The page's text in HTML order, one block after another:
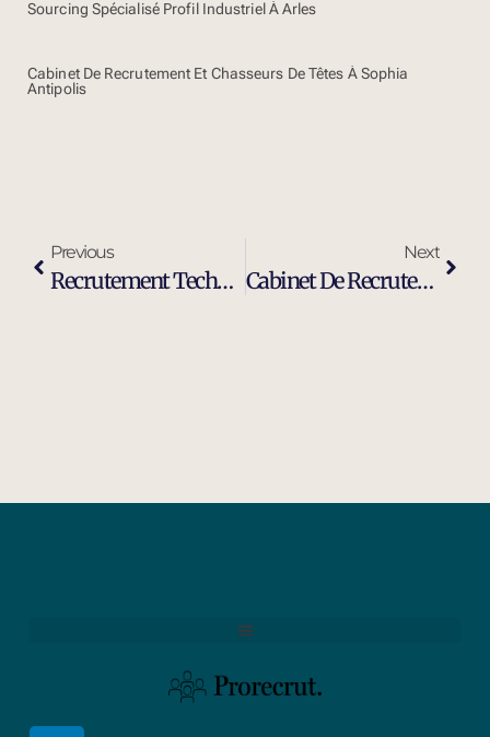
Sourcing Spécialisé Profil Industriel À Arles
Cabinet De Recrutement Et Chasseurs De Têtes À Sophia
Antipolis
Previous
Recrutement Technicien De Maintenance Industrielle À Miramas
Next
Cabinet De Recrutement Cadres Et Dirigeants À Port-De-Bouc